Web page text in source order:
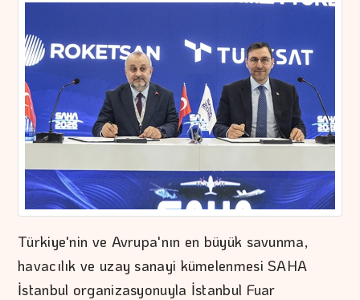
Türkiye'nin ve Avrupa'nın en büyük savunma,
havacılık ve uzay sanayi kümelenmesi SAHA
İstanbul organizasyonuyla İstanbul Fuar